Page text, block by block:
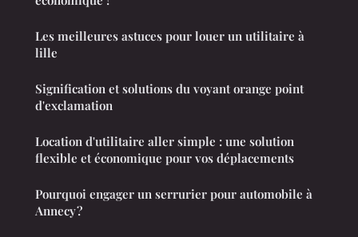
Les meilleures astuces pour louer un utilitaire à
lille
Signification et solutions du voyant orange point
d'exclamation
Location d'utilitaire aller simple : une solution
flexible et économique pour vos déplacements
Pourquoi engager un serrurier pour automobile à
Annecy ?